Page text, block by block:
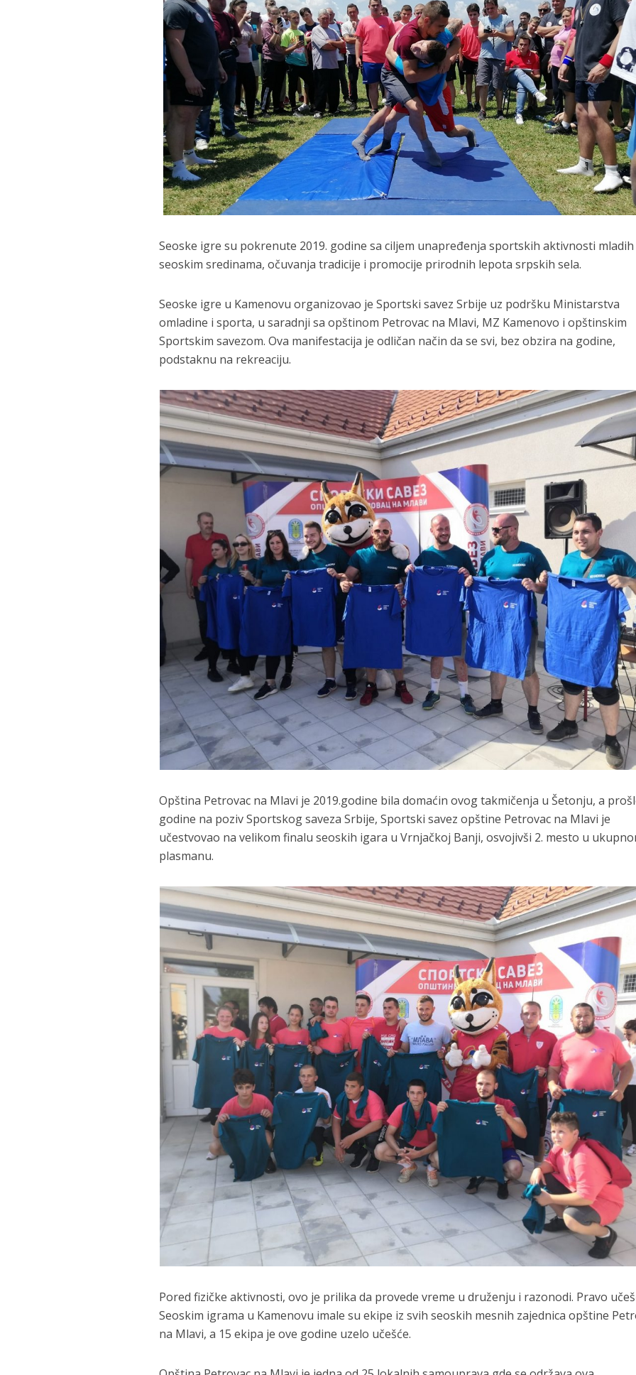
Seoske igre su pokrenute 2019. godine sa ciljem unapređenja sportskih aktivnosti
seoskim sredinama, očuvanja tradicije i promocije prirodnih lepota srpskih sela.
Seoske igre u Kamenovu organizovao je Sportski savez Srbije uz podršku Ministarstva
omladine i sporta, u saradnji sa opštinom Petrovac na Mlavi, MZ Kamenovo i opštinskim
Sportskim savezom. Ova manifestacija je odličan način da se svi, bez obzira na godine,
podstaknu na rekreaciju.
Opština Petrovac na Mlavi je 2019.godine bila domaćin ovog takmičenja u Šetonju, a
godine na poziv Sportskog saveza Srbije, Sportski savez opštine Petrovac na Mlavi je
učestvovao na velikom finalu seoskih igara u Vrnjačkoj Banji, osvojivši 2. mesto u
plasmanu.
Pored fizičke aktivnosti, ovo je prilika da provede vreme u druženju i razonodi. Pravo
Seoskim igrama u Kamenovu imale su ekipe iz svih seoskih mesnih zajednica opštine
na Mlavi, a 15 ekipa je ove godine uzelo učešće.